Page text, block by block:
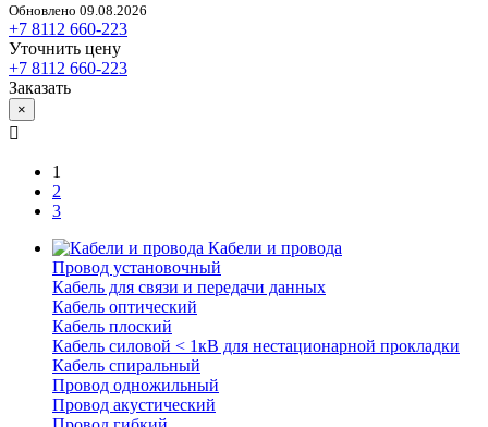
Обновлено 09.08.2026
+7 8112 660-223
Уточнить цену
+7 8112 660-223
Заказать
×
1
2
3
Кабели и провода
Провод установочный
Кабель для связи и передачи данных
Кабель оптический
Кабель плоский
Кабель силовой < 1кВ для нестационарной прокладки
Кабель спиральный
Провод одножильный
Провод акустический